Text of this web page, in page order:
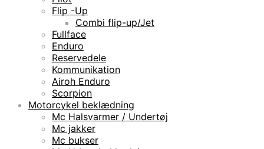
Flip -Up
Combi flip-up/Jet
Fullface
Enduro
Reservedele
Kommunikation
Airoh Enduro
Scorpion
Motorcykel beklædning
Mc Halsvarmer / Undertøj
Mc jakker
Mc bukser